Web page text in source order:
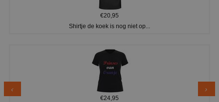
€20,95
Shirtje de koek is nog niet op...
€24,95